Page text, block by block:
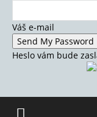
Váš e-mail
Heslo vám bude